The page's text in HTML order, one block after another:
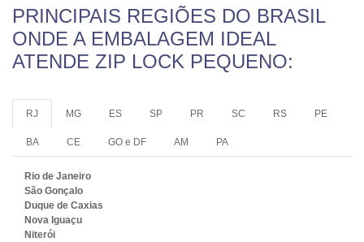
PRINCIPAIS REGIÕES DO BRASIL
ONDE A EMBALAGEM IDEAL
ATENDE ZIP LOCK PEQUENO:
RJ MG ES SP PR SC RS PE
BA CE GO e DF AM PA
Rio de Janeiro
São Gonçalo
Duque de Caxias
Nova Iguaçu
Niterói